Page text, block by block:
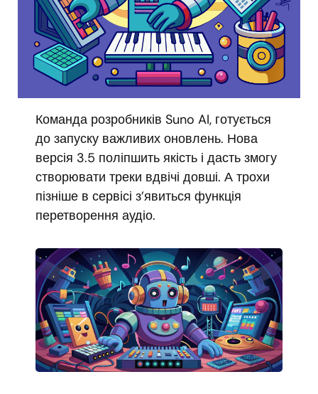
Команда розробників Suno AI, готується
до запуску важливих оновлень. Нова
версія 3.5 поліпшить якість і дасть змогу
створювати треки вдвічі довші. А трохи
пізніше в сервісі з’явиться функція
перетворення аудіо.